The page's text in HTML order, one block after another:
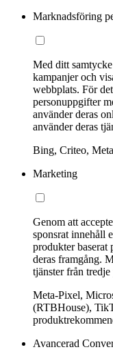
Marknadsföring
Med ditt
kampanjer och
webbplats. För
personuppgifter
använder deras
använder deras
Bing, Criteo,
Marketing
Genom att
sponsrat innehåll
produkter baserat
deras framgång.
tjänster från
Meta-Pixel,
(RTBHouse),
Avancerad